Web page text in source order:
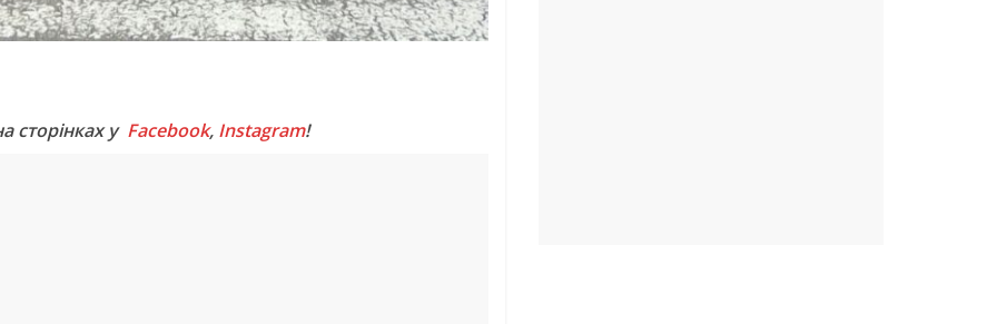
сторінках у Facebook, Instagram!